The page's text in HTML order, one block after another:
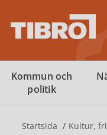
Kommun och
politik
Startsida Kultur,